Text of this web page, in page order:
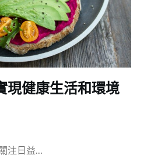
現健康生活和環境
注日益…